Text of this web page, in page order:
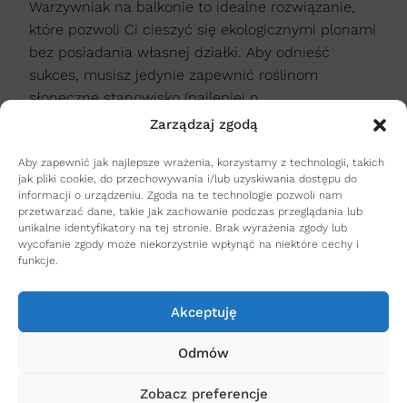
Zarządzaj zgodą
Aby zapewnić jak najlepsze wrażenia, korzystamy z technologii, takich
jak pliki cookie, do przechowywania i/lub uzyskiwania dostępu do
informacji o urządzeniu. Zgoda na te technologie pozwoli nam
przetwarzać dane, takie jak zachowanie podczas przeglądania lub
unikalne identyfikatory na tej stronie. Brak wyrażenia zgody lub
wycofanie zgody może niekorzystnie wpłynąć na niektóre cechy i
funkcje.
Akceptuję
Odmów
Zobacz preferencje
Warzywniak na balkonie to idealne rozwiązanie,
które pozwoli Ci cieszyć się ekologicznymi plonami
bez posiadania własnej działki. Aby odnieść
sukces, musisz jedynie zapewnić roślinom
słoneczne stanowisko (najlepiej o...
czytaj dalej